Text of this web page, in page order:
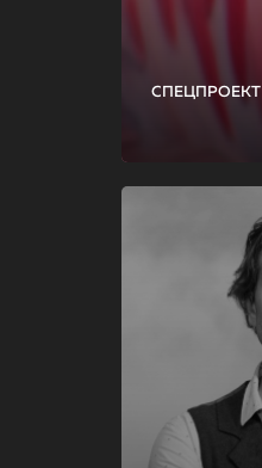
СПЕЦПРОЕКТ